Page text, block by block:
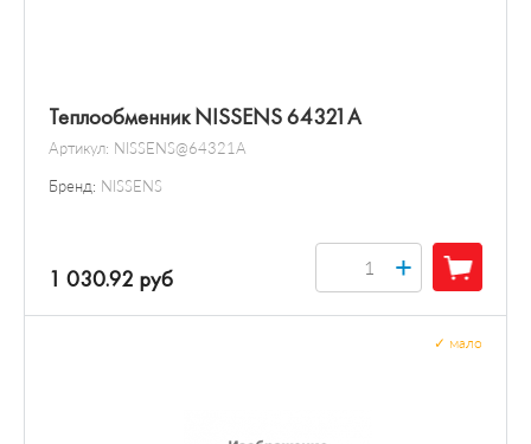
Теплообменник NISSENS 64321A
Артикул: NISSENS@64321A
Бренд: NISSENS
1 030.92 руб +
мало